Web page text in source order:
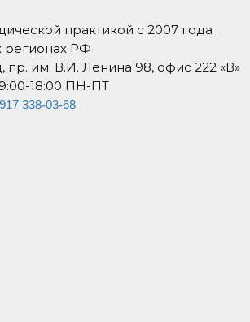
практикой с 2007 года
регионах РФ
пр. им. В.И. Ленина 98, офис 222 «В»
18:00 ПН-ПТ
338-03-68